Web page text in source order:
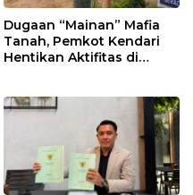
Dugaan “Mainan” Mafia
Tanah, Pemkot Kendari
Hentikan Aktifitas di